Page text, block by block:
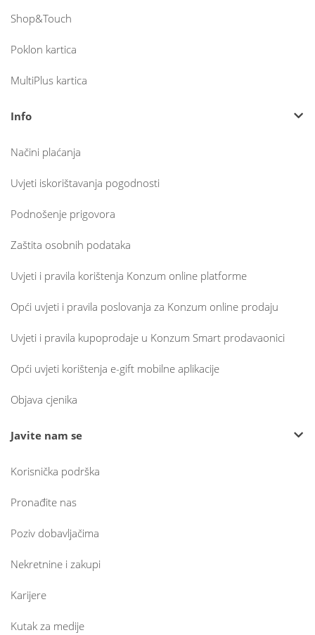
Shop&Touch
Poklon kartica
MultiPlus kartica
Info
Načini plaćanja
Uvjeti iskorištavanja pogodnosti
Podnošenje prigovora
Zaštita osobnih podataka
Uvjeti i pravila korištenja Konzum online platforme
Opći uvjeti i pravila poslovanja za Konzum online prodaju
Uvjeti i pravila kupoprodaje u Konzum Smart prodavaonici
Opći uvjeti korištenja e-gift mobilne aplikacije
Objava cjenika
Javite nam se
Korisnička podrška
Pronađite nas
Poziv dobavljačima
Nekretnine i zakupi
Karijere
Kutak za medije